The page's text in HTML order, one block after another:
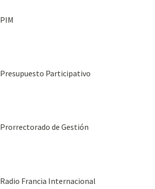
PIM
Presupuesto Participativo
Prorrectorado de Gestión
Radio Francia Internacional